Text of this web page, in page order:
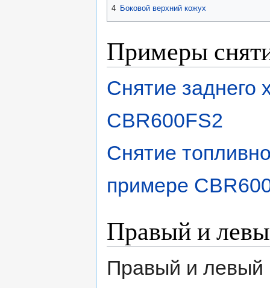
4 Боковой верхний кожух
Примеры
Снятие заднего
CBR600FS2
Снятие
примере
Правый и
Правый и левый